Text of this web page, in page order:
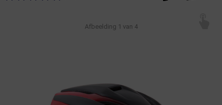
Afbeelding 1 van 4